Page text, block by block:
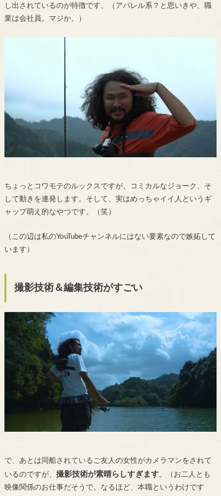
し出されているのが特徴です。（アパレル系？と思いきや、職
業は会社員。マジか。）
ちょっとコワモテのルックスですが、コミカルなジョーク、そ
して動きを連発します。そして、実はめっちゃイイ人というギ
ャップ萌え的なやつです。（笑）
（この辺は私のYouTubeチャンネルにはない要素なので嫉妬して
います）
撮影技術＆編集技術がすごい
で、あとは同船されているご友人の女性がカメラマンをされて
いるのですが、 撮影技術が素晴らしすぎます。（お二人とも
映像関係のお仕事だそうで。なるほど、本職というわけです